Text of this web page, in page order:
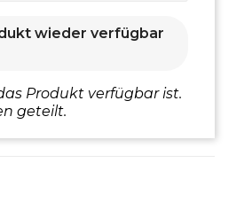
wieder verfügbar
Produkt verfügbar ist.
geteilt.